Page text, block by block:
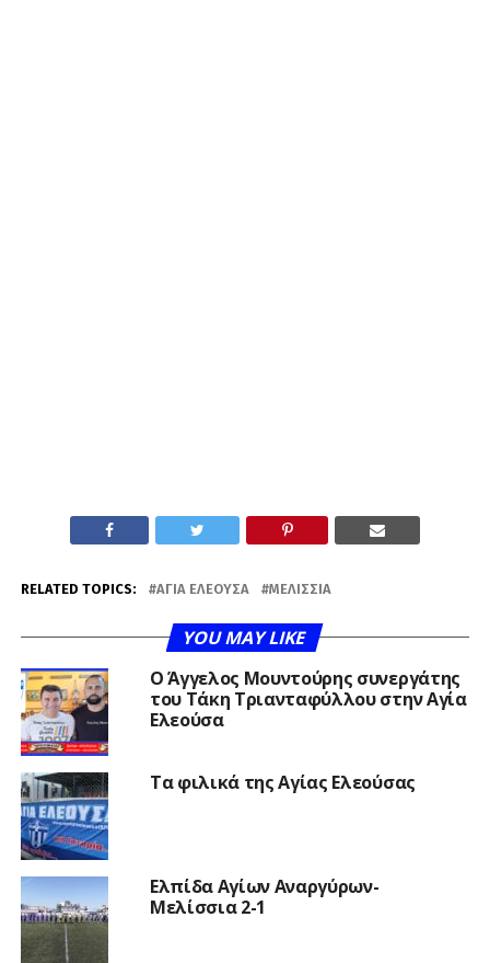
RELATED TOPICS: ΑΓΊΑ ΕΛΕΟΎΣΑ ΜΕΛΊΣΣΙΑ
YOU MAY LIKE
Ο Άγγελος Μουντούρης συνεργάτης
του Τάκη Τριανταφύλλου στην Αγία
Ελεούσα
Τα φιλικά της Αγίας Ελεούσας
Ελπίδα Αγίων Αναργύρων-
Μελίσσια 2-1